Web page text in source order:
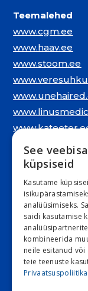
Teemalehed
www.cgm.ee
www.haav.ee
www.stoom.ee
Juriidiline
Narva mnt. 5,
REG: 11548994
KMKR:
Kontori e-post
E 9:00 – 16:30 R
L ja P suletud
See
küpsiseid
Kasutame
analüüsimiseks.
saidi kasutamise
kombineerida
neile esitanud
teie teenuste
Privaatsuspoliitika